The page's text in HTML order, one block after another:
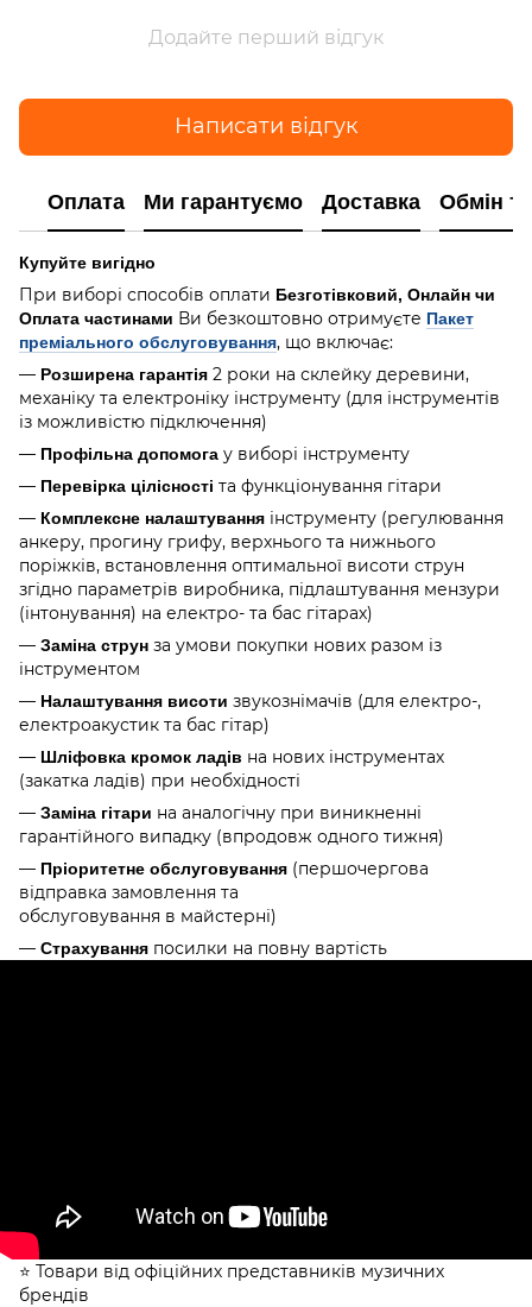
Додайте перший відгук
Написати відгук
Оплата Ми гарантуємо Доставка Обмін
Купуйте вигідно
При виборі способів оплати Безготівковий, Онлайн чи
Оплата частинами Ви безкоштовно отримуєте Пакет
преміального обслуговування, що включає:
— Розширена гарантія 2 роки на склейку деревини,
механіку та електроніку інструменту (для інструментів
із можливістю підключення)
— Профільна допомога у виборі інструменту
— Перевірка цілісності та функціонування гітари
— Комплексне налаштування інструменту (регулювання
анкеру, прогину грифу, верхнього та нижнього
поріжків, встановлення оптимальної висоти струн
згідно параметрів виробника, підлаштування мензури
(інтонування) на електро- та бас гітарах)
— Заміна струн за умови покупки нових разом із
інструментом
— Налаштування висоти звукознімачів (для електро-,
електроакустик та бас гітар)
— Шліфовка кромок ладів на нових інструментах
(закатка ладів) при необхідності
— Заміна гітари на аналогічну при виникненні
гарантійного випадку (впродовж одного тижня)
— Пріоритетне обслуговування (першочергова
відправка замовлення та
обслуговування в майстерні)
— Страхування посилки на повну вартість
⭐️ Товари від офіційних представників музичних
брендів